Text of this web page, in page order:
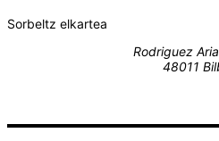
Sorbeltz elkartea
Rodriguez
48011